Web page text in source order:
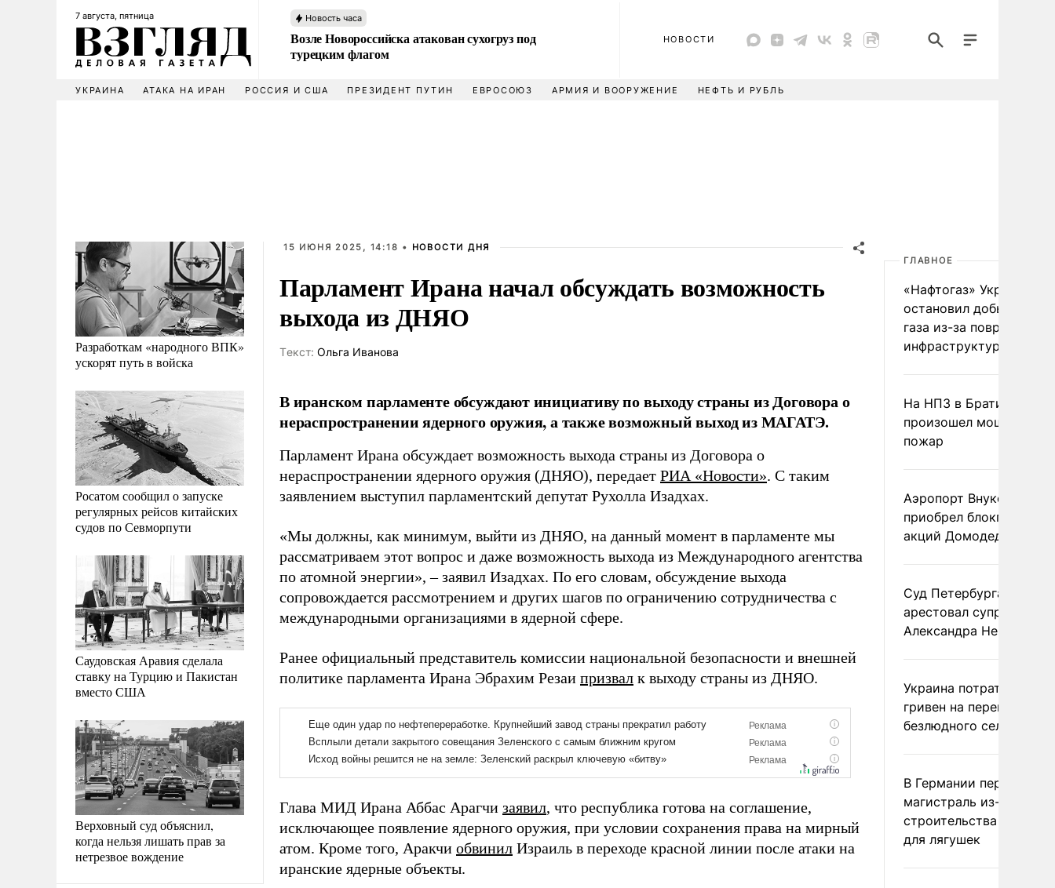
7 августа, пятница Новость часа
Возле Новороссийска атакован сухогруз под
турецким флагом
НОВОСТИ
УКРАИНА АТАКА НА ИРАН РОССИЯ И США ПРЕЗИДЕНТ ПУТИН ЕВРОСОЮЗ АРМИЯ И ВООРУЖЕНИЕ НЕФТЬ И РУБЛЬ
Разработкам «народного ВПК»
ускорят путь в войска
Росатом сообщил о запуске
регулярных рейсов китайских
судов по Севморпути
Саудовская Аравия сделала
ставку на Турцию и Пакистан
вместо США
Верховный суд объяснил,
когда нельзя лишать прав за
нетрезвое вождение
15 ИЮНЯ 2025, 14:18 • НОВОСТИ ДНЯ
Парламент Ирана начал обсуждать возможность
выхода из ДНЯО
Tекст: Ольга Иванова
В иранском парламенте обсуждают инициативу по выходу страны из Договора о
нераспространении ядерного оружия, а также возможный выход из МАГАТЭ.
Парламент Ирана обсуждает возможность выхода страны из Договора о
нераспространении ядерного оружия (ДНЯО), передает РИА «Новости». С таким
заявлением выступил парламентский депутат Рухолла Изадхах.
«Мы должны, как минимум, выйти из ДНЯО, на данный момент в парламенте мы
рассматриваем этот вопрос и даже возможность выхода из Международного агентства
по атомной энергии», – заявил Изадхах. По его словам, обсуждение выхода
сопровождается рассмотрением и других шагов по ограничению сотрудничества с
международными организациями в ядерной сфере.
Ранее официальный представитель комиссии национальной безопасности и внешней
политике парламента Ирана Эбрахим Резаи призвал к выходу страны из ДНЯО.
Глава МИД Ирана Аббас Арагчи заявил, что республика готова на соглашение,
исключающее появление ядерного оружия, при условии сохранения права на мирный
атом. Кроме того, Аракчи обвинил Израиль в переходе красной линии после атаки на
иранские ядерные объекты.
ГЛАВНОЕ
«Нафтогаз» Украины
остановил добычу
газа из-за повреждения
инфраструктуры
На НПЗ в Братиславе
произошел мощный
пожар
Аэропорт Внуково
приобрел блокпакет
акций Домодедово
Суд Петербурга заочно
арестовал супругу
Александра Невзорова
Украина потратила 1
гривен на
безлюдного села
В Германии перекрыли
магистраль из-за
строительства
для лягушек